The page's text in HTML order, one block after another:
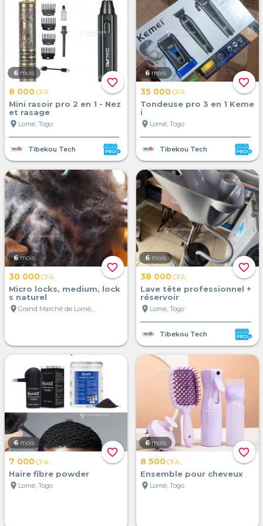
favorite_border
6 mois
8 000CFA
Mini rasoir pro 2 en 1 - Nez
et rasage
location_on Lomé, Togo
Tibekou Tech
favorite_border
6 mois
35 000CFA
Tondeuse pro 3 en 1 Keme
i
location_on Lomé, Togo
Tibekou Tech
favorite_border
6 mois
30 000CFA
Micro locks, medium, lock
s naturel
location_on
Grand Marché de Lomé, Lomé, Togo
favorite_border
6 mois
38 000CFA
Lave tête professionnel +
réservoir
location_on Lomé, Togo
Tibekou Tech
favorite_border
6 mois
7 000CFA
Haire fibre powder
location_on Lomé, Togo
favorite_border
6 mois
8 500CFA
Ensemble pour cheveux
location_on Lomé, Togo